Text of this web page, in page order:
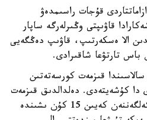
قۇجات راسىمدەۋ
قاۋىپتى وڭىرلەرگە ساپار
الا ەسكەرتىپ، قاۋىپ دەڭگەيى
باس تارتۋعا شاقىرادى.
قىزمەت كورسەتەتىن
دا كۇشەيتەدى. دەلدالدىق قىزمەت
كورسەتەتىن اگەنتتىكتەر تىركەلگەننەن كەيىن 15 كۇن ىشىندە